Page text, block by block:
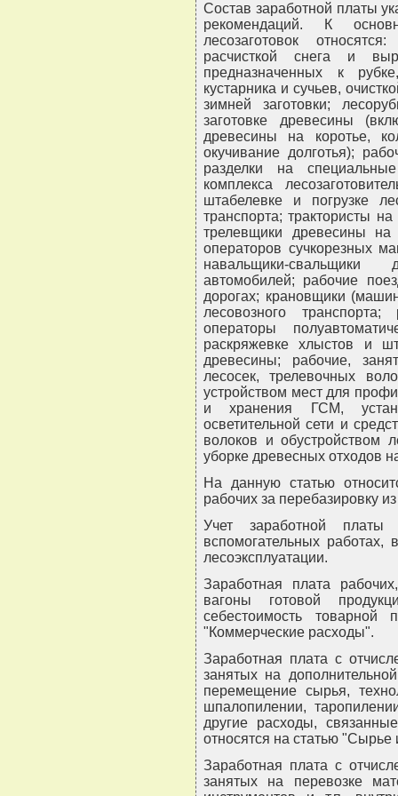
Состав заработной платы
рекомендаций. К
лесозаготовок
расчисткой снега и
предназначенных к
кустарника и сучьев,
зимней заготовки;
заготовке древесины
древесины на коротье,
окучивание долготья);
разделки на
комплекса
штабелевке и погрузке
транспорта; трактористы
трелевщики древесины
операторов сучкорезных
навальщики-
автомобилей; рабочие
дорогах; крановщики
лесовозного
операторы
раскряжевке хлыстов и
древесины; рабочие,
лесосек, трелевочных
устройством мест для
и хранения ГСМ,
осветительной сети и
волоков и обустройством
уборке древесных отходов
На данную статью
рабочих за перебазировку
Учет заработной
вспомогательных работах,
лесоэксплуатации.
Заработная плата
вагоны готовой
себестоимость товарной
"Коммерческие расходы".
Заработная плата с
занятых на
перемещение сырья,
шпалопилении,
другие расходы,
относятся на статью
Заработная плата с
занятых на перевозке